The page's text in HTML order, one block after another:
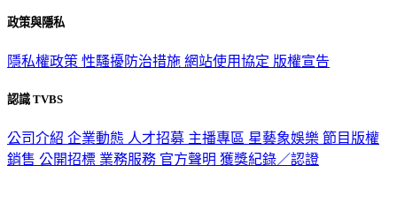
政策與隱私
隱私權政策 性騷擾防治措施 網站使用協定 版權宣告
認識 TVBS
公司介紹 企業動態 人才招募 主播專區 星藝象娛樂 節目版權
銷售 公開招標 業務服務 官方聲明 獲獎紀錄／認證